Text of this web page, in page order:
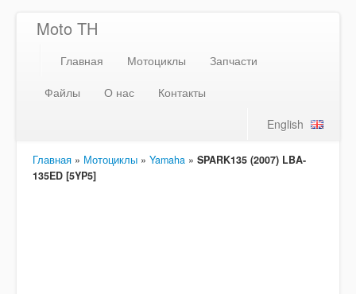
Moto TH
Главная Мотоциклы
Запчасти
Файлы
О нас
Контакты
English
Главная » Мотоциклы » Yamaha » SPARK135 (2007) LBA-
135ED [5YP5]